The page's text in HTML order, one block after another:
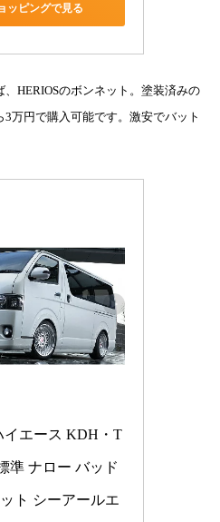
ッピングで見る
HERIOSのボンネット。塗装済みの
万円で購入可能です。激安でバット
イエース KDH・T
準 ナロー バッド
ト シーアールエ